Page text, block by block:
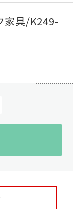
家具/K249-